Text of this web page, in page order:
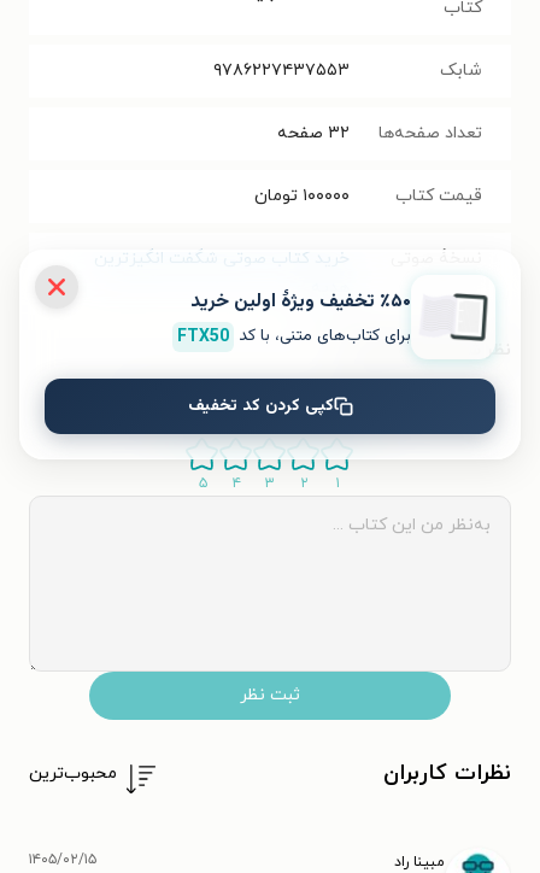
کتاب
شابک ۹۷۸۶۲۲۷۴۳۷۵۵۳
تعداد صفحه‌ها ۳۲ صفحه
قیمت کتاب ۱۰۰۰۰۰ تومان
خرید کتاب صوتی شگفت انگیزترین
هدیه
نظر شما دربارهٔ این کتاب
به این کتاب چه امتیازی می‌دهید؟
۱ ۲ ۳ ۴ ۵
ثبت نظر
نظرات کاربران محبوب‌ترین
مبینا راد ۱۴۰۵/۰۲/۱۵
٪۵۰ تخفیف ویژۀ اولین خرید
برای کتاب‌های متنی، با کد FTX50
کپی کردن کد تخفیف